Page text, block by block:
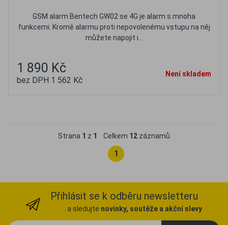
GSM alarm Bentech GW02 se 4G je alarm s mnoha
funkcemi. Kromě alarmu proti nepovolenému vstupu na něj
můžete napojit i...
1 890 Kč
bez DPH 1 562 Kč
Není skladem
Strana 1 z 1 Celkem 12 záznamů
1
Přihlásit se k odběru newsletteru
.. a sledujte novinky, soutěže a akční slevy